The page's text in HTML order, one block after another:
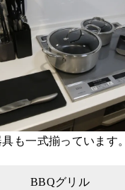
も一式揃っています。
BBQグリル